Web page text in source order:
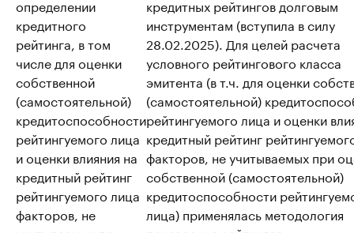
определении
кредитного
рейтинга, в том
числе для оценки
собственной
(самостоятельной)
кредитоспособности
рейтингуемого лица
и оценки влияния на
кредитный рейтинг
рейтингуемого лица
факторов, не
кредитных рейтингов долговым
инструментам (вступила в силу
28.02.2025). Для целей расчета
условного рейтингового класса
эмитента (в т.ч. для оценки
(самостоятельной)
рейтингуемого лица и оценки
кредитный рейтинг
факторов, не учитываемых при
собственной (самостоятельной)
кредитоспособности
лица) применялась методология